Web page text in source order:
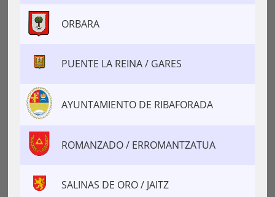
ORBARA
PUENTE LA REINA / GARES
AYUNTAMIENTO DE RIBAFORADA
ROMANZADO / ERROMANTZATUA
SALINAS DE ORO / JAITZ